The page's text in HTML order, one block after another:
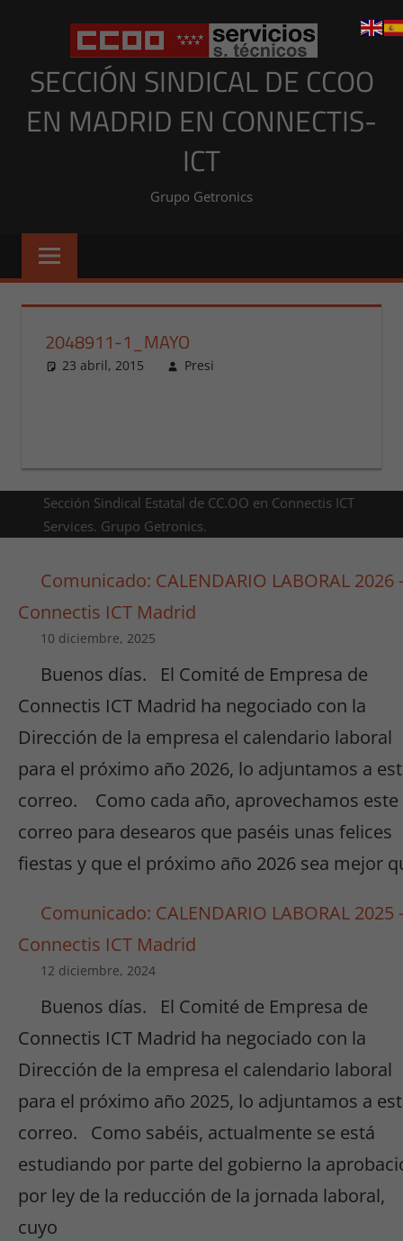
SECCIÓN SINDICAL DE CCOO
EN MADRID EN CONNECTIS-
ICT
Grupo Getronics
2048911-1_MAYO
23 abril, 2015 Presi
Sección Sindical Estatal de CC.OO en Connectis ICT
Services. Grupo Getronics.
Comunicado: CALENDARIO LABORAL 2026
Connectis ICT Madrid
10 diciembre, 2025
Buenos días. El Comité de Empresa de
Connectis ICT Madrid ha negociado con la
Dirección de la empresa el calendario laboral
para el próximo año 2026, lo adjuntamos a
correo. Como cada año, aprovechamos este
correo para desearos que paséis unas felices
fiestas y que el próximo año 2026 sea mejor
Comunicado: CALENDARIO LABORAL 2025
Connectis ICT Madrid
12 diciembre, 2024
Buenos días. El Comité de Empresa de
Connectis ICT Madrid ha negociado con la
Dirección de la empresa el calendario laboral
para el próximo año 2025, lo adjuntamos a
correo. Como sabéis, actualmente se está
estudiando por parte del gobierno la
por ley de la reducción de la jornada laboral,
cuyo